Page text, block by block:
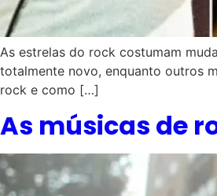
As estrelas do rock costumam
totalmente novo, enquanto outros
rock e como […]
As músicas de